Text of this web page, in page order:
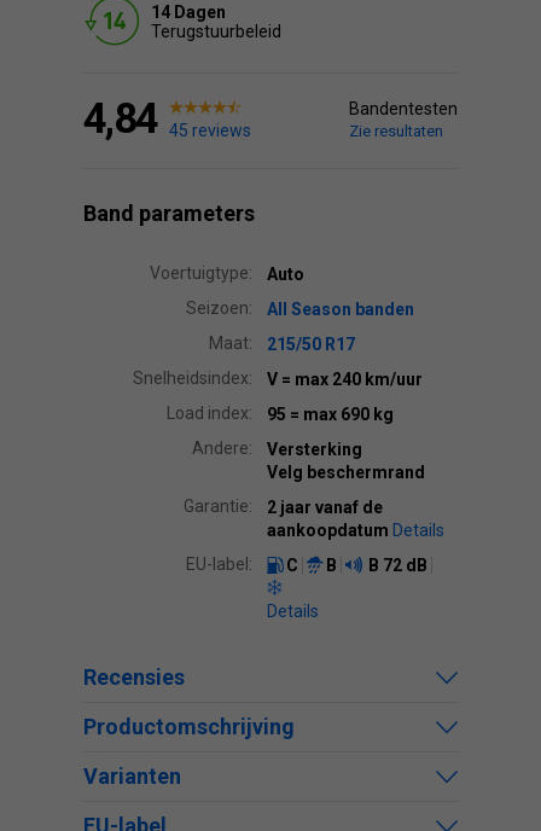
14 Dagen
Terugstuurbeleid
4,84 45 reviews
Bandentesten
Zie resultaten
Band parameters
Voertuigtype:
Auto
Seizoen:
All Season banden
Maat:
215/50 R17
Snelheidsindex:
V = max 240 km/uur
Load index:
95 = max 690 kg
Andere:
Versterking
Velg beschermrand
Garantie:
2 jaar vanaf de
aankoopdatum Details
EU-label:
C B B 72 dB
Details
Recensies
Productomschrijving
Varianten
EU-label